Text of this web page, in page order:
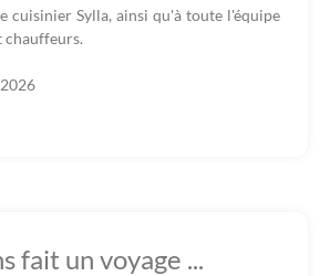
cuisinier Sylla, ainsi qu'à toute l'équipe
chauffeurs.
fait un voyage ...